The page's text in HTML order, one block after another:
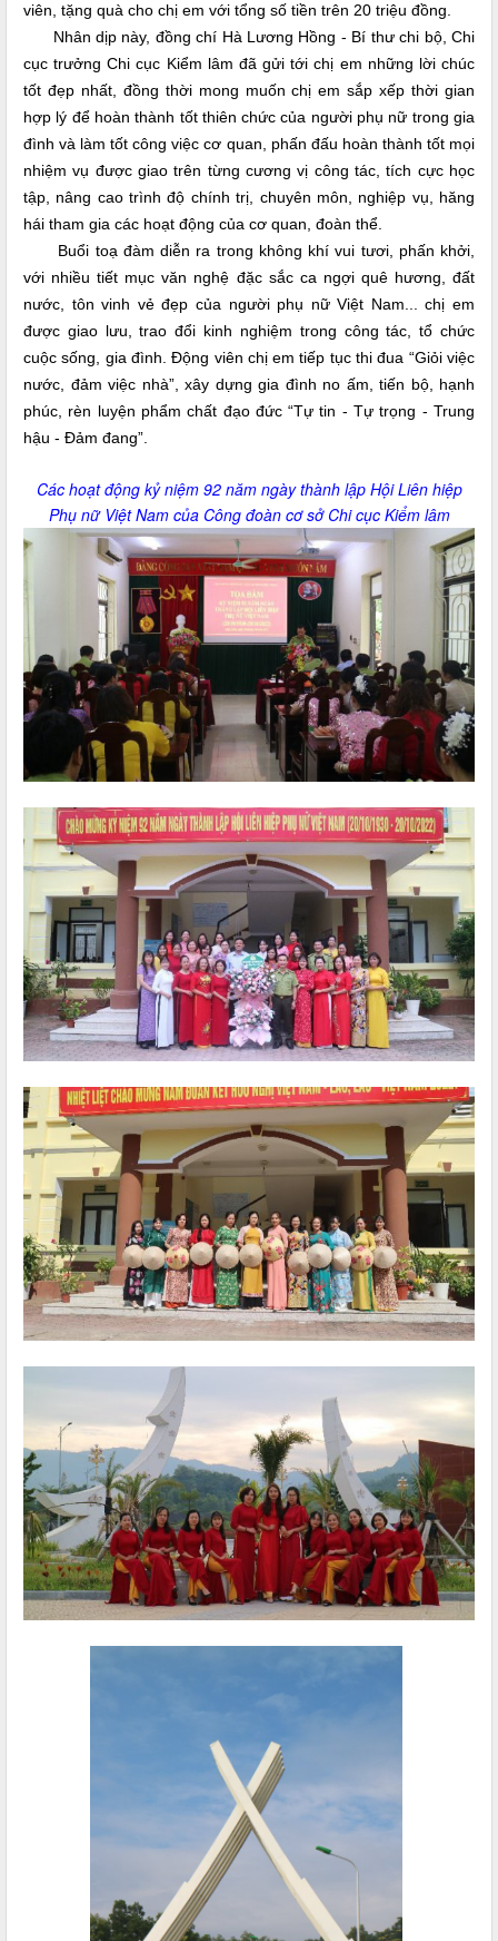
viên, tặng quà cho chị em với tổng số tiền trên 20 triệu đồng.
Nhân dịp này, đồng chí Hà Lương Hồng - Bí thư chi bộ, Chi
cục trưởng Chi cục Kiểm lâm đã gửi tới chị em những lời chúc
tốt đẹp nhất, đồng thời mong muốn chị em sắp xếp thời gian
hợp lý để hoàn thành tốt thiên chức của người phụ nữ trong gia
đình và làm tốt công việc cơ quan, phấn đấu hoàn thành tốt mọi
nhiệm vụ được giao trên từng cương vị công tác, tích cực học
tập, nâng cao trình độ chính trị, chuyên môn, nghiệp vụ, hăng
hái tham gia các hoạt động của cơ quan, đoàn thể.
Buổi toạ đàm diễn ra trong không khí vui tươi, phấn khởi,
với nhiều tiết mục văn nghệ đặc sắc ca ngợi quê hương, đất
nước, tôn vinh vẻ đẹp của người phụ nữ Việt Nam... chị em
được giao lưu, trao đổi kinh nghiệm trong công tác, tổ chức
cuộc sống, gia đình. Động viên chị em tiếp tục thi đua “Giỏi việc
nước, đảm việc nhà”, xây dựng gia đình no ấm, tiến bộ, hạnh
phúc, rèn luyện phẩm chất đạo đức “Tự tin - Tự trọng - Trung
hậu - Đảm đang”.
Các hoạt động kỷ niệm92 năm ngày thành lập Hội Liên hiệp
Phụ nữ Việt Namcủa Công đoàn cơ sở Chi cục Kiểm lâm